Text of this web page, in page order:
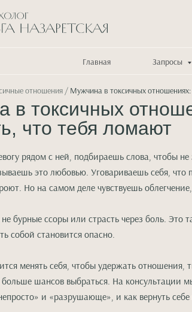
Главная Запросы
отношения / Мужчина в токсичных
в токсичных
что тебя ломают
рядом с ней, подбираешь слова, чтобы
это любовью. Уговариваешь себя, что
Но на самом деле чувствуешь
не бурные ссоры или страсть через боль. Это
собой становится опасно.
менять себя, чтобы удержать
шансов выбраться. На консультации
и «разрушающе», и как вернуть